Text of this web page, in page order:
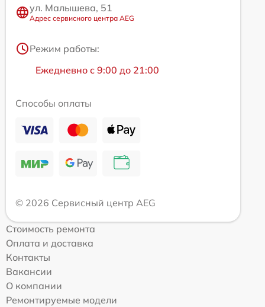
ул. Малышева, 51
Адрес сервисного центра AEG
Режим работы:
Ежедневно с 9:00 до 21:00
Способы оплаты
© 2026 Сервисный центр AEG
Стоимость ремонта
Оплата и доставка
Контакты
Вакансии
О компании
Ремонтируемые модели